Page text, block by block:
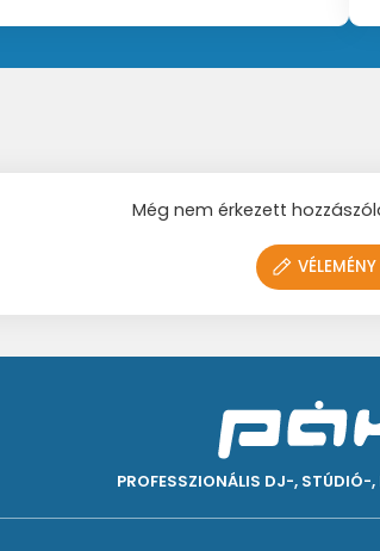
Még nem érkezett
PROFESSZIONÁLIS DJ-, STÚDIÓ-